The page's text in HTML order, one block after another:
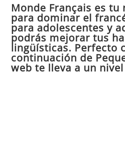
Monde Français es
para dominar el
para adolescentes y
podrás mejorar tus
lingüísticas. Perfecto
continuación de
web te lleva a un